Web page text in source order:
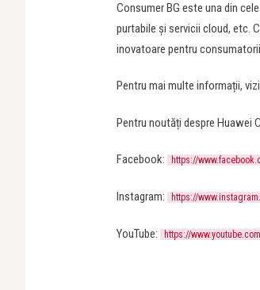
Consumer BG este una din
purtabile și servicii cloud, etc.
inovatoare pentru
Pentru mai multe informații,
Pentru noutăți despre Huawei
Facebook: https://
Instagram: https://
YouTube: https://